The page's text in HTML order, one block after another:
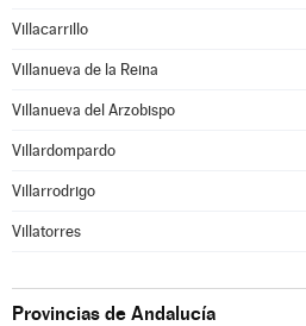
Villacarrillo
Villanueva de la Reina
Villanueva del Arzobispo
Villardompardo
Villarrodrigo
Villatorres
Provincias de Andalucía